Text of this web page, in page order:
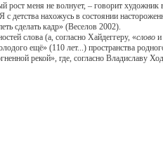
рост меня не волнует, – говорит
детства нахожусь в состоянии
сделать кадр» (Веселов 2002).
слова (а, согласно Хайдеггеру, «слово и
ещё» (110 лет...) пространства
рекой», где, согласно Владиславу